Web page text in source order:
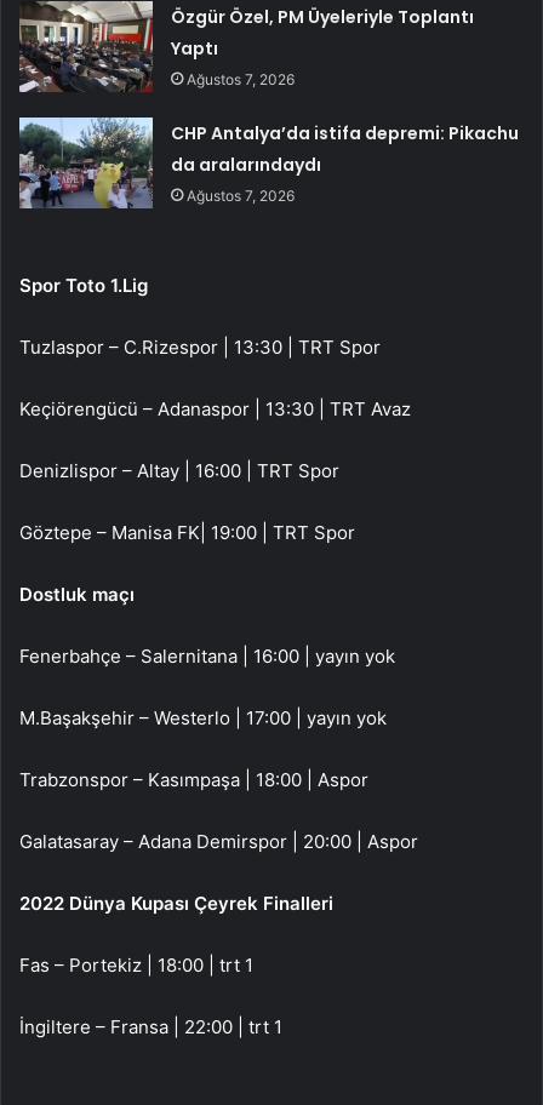
Özgür Özel, PM Üyeleriyle Toplantı
Yaptı
Ağustos 7, 2026
CHP Antalya’da istifa depremi: Pikachu
da aralarındaydı
Ağustos 7, 2026
Spor Toto 1.Lig
Tuzlaspor – C.Rizespor | 13:30 | TRT Spor
Keçiörengücü – Adanaspor | 13:30 | TRT Avaz
Denizlispor – Altay | 16:00 | TRT Spor
Göztepe – Manisa FK| 19:00 | TRT Spor
Dostluk maçı
Fenerbahçe – Salernitana | 16:00 | yayın yok
M.Başakşehir – Westerlo | 17:00 | yayın yok
Trabzonspor – Kasımpaşa | 18:00 | Aspor
Galatasaray – Adana Demirspor | 20:00 | Aspor
2022 Dünya Kupası Çeyrek Finalleri
Fas – Portekiz | 18:00 | trt 1
İngiltere – Fransa | 22:00 | trt 1